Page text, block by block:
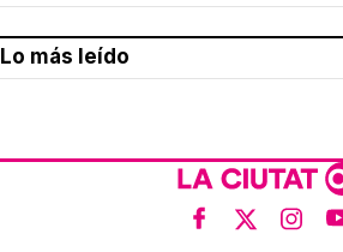
Lo más leído